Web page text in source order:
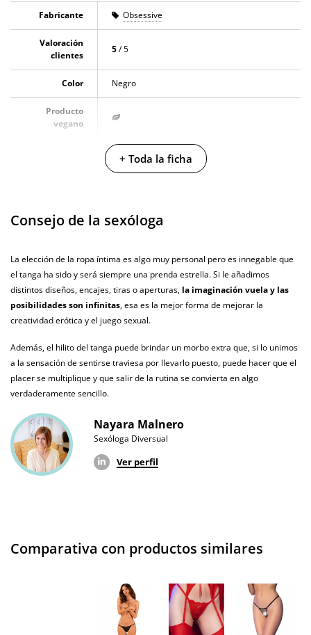
Fabricante Obsessive
Valoración
clientes
5/ 5
Color Negro
Producto
vegano
Garantías 3 años de garantía
original
¿Cuándo lo
recibo?
El martes 11 de agosto (fecha estimada)
+ Toda la ficha
Consejo de la sexóloga
La elección de la ropa íntima es algo muy personal pero es innegable que
el tanga ha sido y será siempre una prenda estrella. Si le añadimos
distintos diseños, encajes, tiras o aperturas, la imaginación vuela y las
posibilidades son infinitas, esa es la mejor forma de mejorar la
creatividad erótica y el juego sexual.
Además, el hilito del tanga puede brindar un morbo extra que, si lo unimos
a la sensación de sentirse traviesa por llevarlo puesto, puede hacer que el
placer se multiplique y que salir de la rutina se convierta en algo
verdaderamente sencillo.
Nayara Malnero
Sexóloga Diversual
Ver perfil
Comparativa con productos similares